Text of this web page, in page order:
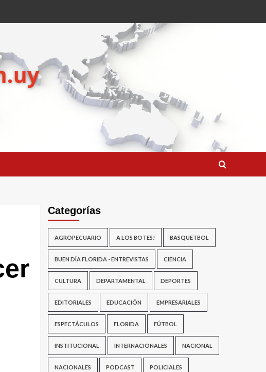
Categorías
AGROPECUARIO A LOS BOTES! BASQUETBOL
BUEN DÍA FLORIDA - ENTREVISTAS CIENCIA
CULTURA DEPARTAMENTAL DEPORTES
EDITORIALES EDUCACIÓN EMPRESARIALES
ESPECTÁCULOS FLORIDA FÚTBOL
INSTITUCIONAL INTERNACIONALES NACIONAL
NACIONALES PODCAST POLICIALES